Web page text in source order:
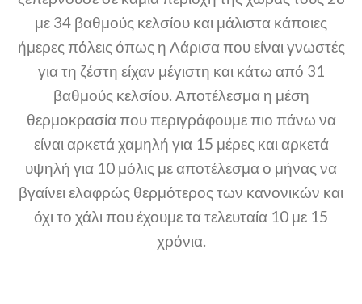
με 34 βαθμούς κελσίου και μάλιστα κάποιες
ήμερες πόλεις όπως η Λάρισα που είναι γνωστές
για τη ζέστη είχαν μέγιστη και κάτω από 31
βαθμούς κελσίου. Αποτέλεσμα η μέση
θερμοκρασία που περιγράφουμε πιο πάνω να
είναι αρκετά χαμηλή για 15 μέρες και αρκετά
υψηλή για 10 μόλις με αποτέλεσμα ο μήνας να
βγαίνει ελαφρώς θερμότερος των κανονικών και
όχι το χάλι που έχουμε τα τελευταία 10 με 15
χρόνια.